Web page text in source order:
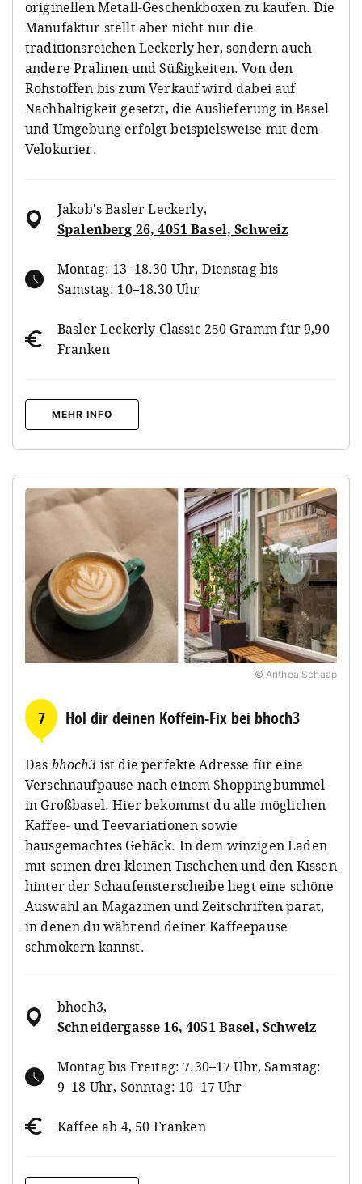
originellen Metall-Geschenkboxen zu kaufen. Die
Manufaktur stellt aber nicht nur die
traditionsreichen Leckerly her, sondern auch
andere Pralinen und Süßigkeiten. Von den
Rohstoffen bis zum Verkauf wird dabei auf
Nachhaltigkeit gesetzt, die Auslieferung in Basel
und Umgebung erfolgt beispielsweise mit dem
Velokurier.
Jakob's Basler Leckerly,
Spalenberg 26, 4051 Basel, Schweiz
Montag: 13–18.30 Uhr, Dienstag bis
Samstag: 10–18.30 Uhr
Basler Leckerly Classic 250 Gramm für 9,90
Franken
MEHR INFO
© Anthea Schaap
7 Hol dir deinen Koffein-Fix bei bhoch3
Das bhoch3 ist die perfekte Adresse für eine
Verschnaufpause nach einem Shoppingbummel
in Großbasel. Hier bekommst du alle möglichen
Kaffee- und Teevariationen sowie
hausgemachtes Gebäck. In dem winzigen Laden
mit seinen drei kleinen Tischchen und den Kissen
hinter der Schaufensterscheibe liegt eine schöne
Auswahl an Magazinen und Zeitschriften parat,
in denen du während deiner Kaffeepause
schmökern kannst.
bhoch3,
Schneidergasse 16, 4051 Basel, Schweiz
Montag bis Freitag: 7.30–17 Uhr, Samstag:
9–18 Uhr, Sonntag: 10–17 Uhr
Kaffee ab 4, 50 Franken